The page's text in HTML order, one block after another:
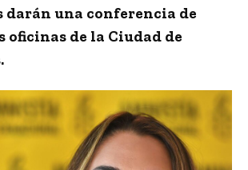
darán una conferencia de
oficinas de la Ciudad de